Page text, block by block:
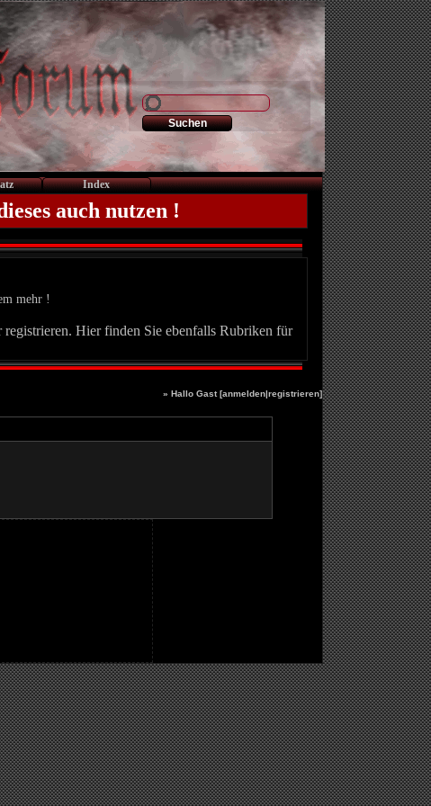
Index
auch nutzen !
mehr !
Hier finden Sie ebenfalls Rubriken für
» Hallo Gast [anmelden|registrieren]